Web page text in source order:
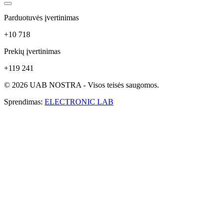
Parduotuvės įvertinimas
+10 718
Prekių įvertinimas
+119 241
© 2026 UAB NOSTRA - Visos teisės saugomos.
Sprendimas: ELECTRONIC LAB